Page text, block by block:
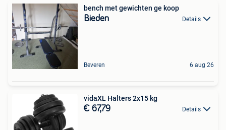
bench met gewichten ge koop
Bieden Details
Beveren 6 aug 26
vidaXL Halters 2x15 kg
€ 67,79 Details